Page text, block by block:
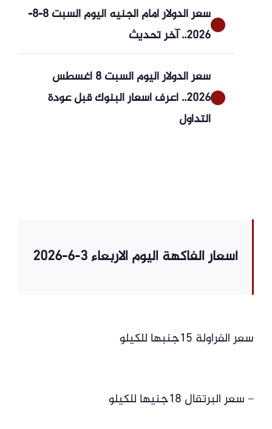
سعر الدولار أمام الجنيه اليوم السبت 8-8-
2026.. آخر تحديث
سعر الدولار اليوم السبت 8 أغسطس
2026.. اعرف أسعار البنوك قبل عودة
التداول
أسعار الفاكهة اليوم الاربعاء 3-6-2026
سعر الفراولة 15جنبها للكيلو
– سعر البرتقال 18جنيها للكيلو